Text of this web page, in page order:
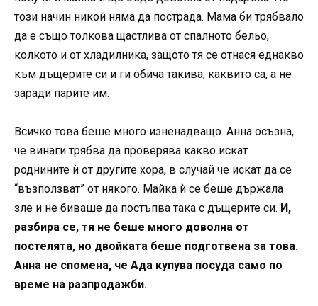
този начин никой няма да пострада. Мама би трябвало
да е също толкова щастлива от спалното бельо,
колкото и от хладилника, защото тя се отнася еднакво
към дъщерите си и ги обича такива, каквито са, а не
заради парите им.
Всичко това беше много изненадващо. Анна осъзна,
че винаги трябва да проверява какво искат
роднините ѝ от другите хора, в случай че искат да се
“възползват” от някого. Майка ѝ се беше държала
зле и не биваше да постъпва така с дъщерите си. И,
разбира се, тя не беше много доволна от
постелята, но двойката беше подготвена за това.
Анна не спомена, че Ада купува посуда само по
време на разпродажби.